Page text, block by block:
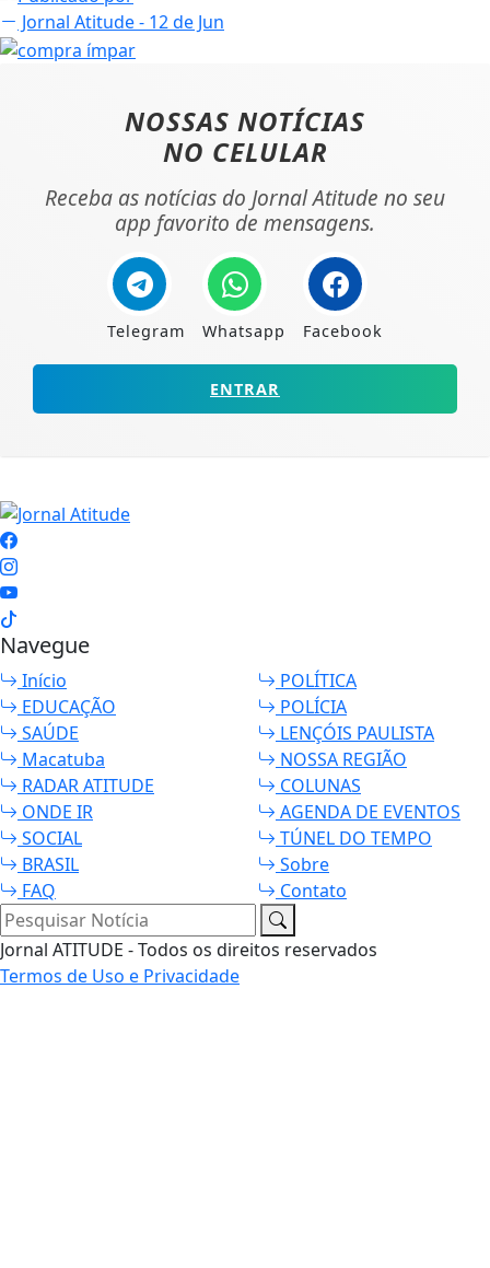
Jornal Atitude- 12 de Jun
NOSSAS NOTÍCIAS
NO CELULAR
Receba as notícias do Jornal Atitude no seu
app favorito de mensagens.
Telegram Whatsapp Facebook
ENTRAR
Navegue
Início
POLÍTICA
EDUCAÇÃO
POLÍCIA
SAÚDE
LENÇÓIS PAULISTA
Macatuba
NOSSA REGIÃO
RADAR ATITUDE
COLUNAS
ONDE IR
AGENDA DE EVENTOS
SOCIAL
TÚNEL DO TEMPO
BRASIL
Sobre
FAQ
Contato
Pesquisar Notícia
Jornal ATITUDE - Todos os direitos reservados
Termos de Uso e Privacidade